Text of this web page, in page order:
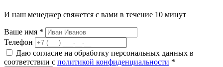
И наш менеджер свяжется с вами в течение 10 минут
Ваше имя *
Телефон
Даю согласие на обработку персональных данных в
соответствии с политикой конфиденциальности *